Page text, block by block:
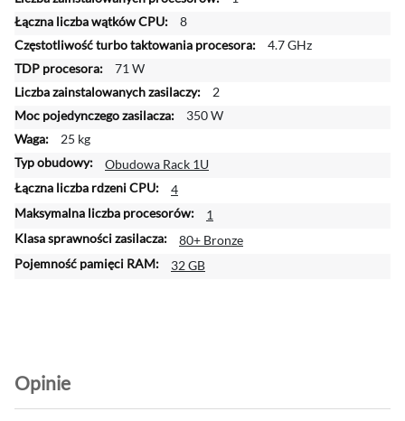
f
o
r
m
c
j
i
8
4.7 GHz
71 W
2
350 W
25 kg
Obudowa Rack 1U
4
1
80+ Bronze
32 GB
Opinie